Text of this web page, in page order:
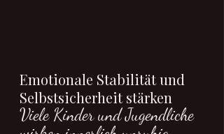
Emotionale Stabilität und
Selbstsicherheit stärken
Viele Kinder und Jugendliche